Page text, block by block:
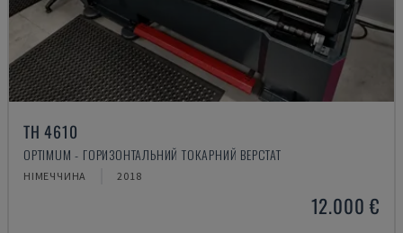
TH 4610
OPTIMUM - ГОРИЗОНТАЛЬНИЙ ТОКАРНИЙ ВЕРСТАТ
НІМЕЧЧИНА 2018
12.000 €